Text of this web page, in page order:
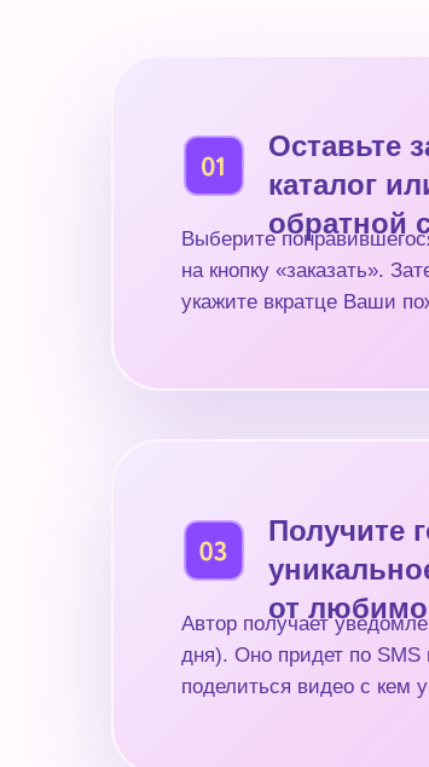
Выберите
на кнопку «заказать».
укажите вкратце Ваши
Оставьте
каталог
обратной
Автор получает
дня). Оно придет по
поделиться видео с кем
Получите
от